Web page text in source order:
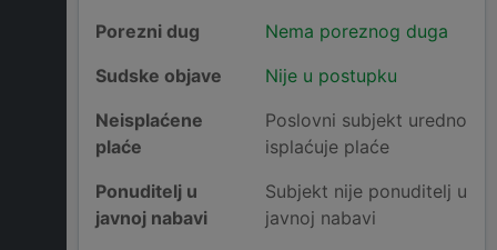
Porezni dug
Nema poreznog duga
Sudske objave
Nije u postupku
Neisplaćene
plaće
Poslovni subjekt uredno
isplaćuje plaće
Ponuditelj u
javnoj nabavi
Subjekt nije ponuditelj u
javnoj nabavi